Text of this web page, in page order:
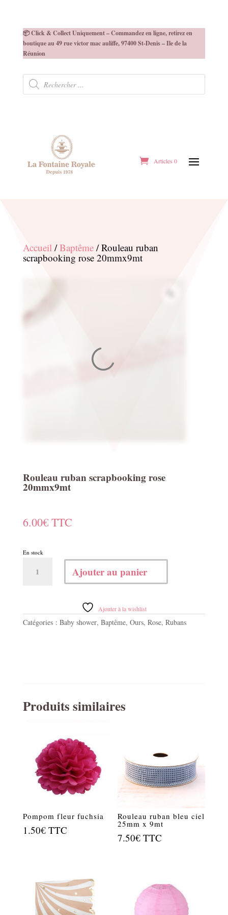
📦 Click & Collect Uniquement – Commandez en ligne, retirez en
boutique au 49 rue victor mac auliffe, 97400 St-Denis – Ile de la
Réunion
Recherche
produits
Articles 0
Accueil/Baptême/ Rouleau ruban
scrapbooking rose 20mmx9mt
Rouleau ruban scrapbooking rose
20mmx9mt
6.00€ TTC
En stock
rose
20mmx9mt
Ajouter au panier
Ajouter à la wishlist
Catégories : Baby shower, Baptême, Ours, Rose, Rubans
Produits similaires
Pompom fleur fuchsia
1.50€ TTC
Rouleau ruban bleu ciel
25mm x 9mt
7.50€ TTC